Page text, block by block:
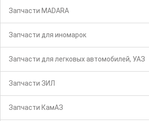
Запчасти MADARA
Запчасти для иномарок
Запчасти для легковых автомобилей, УАЗ
Запчасти ЗИЛ
Запчасти КамАЗ